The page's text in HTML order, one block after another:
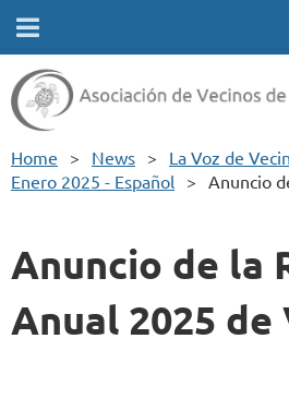
Home News La Voz de
Enero 2025 - Español
Anuncio
Anuncio de la
Anual 2025 de